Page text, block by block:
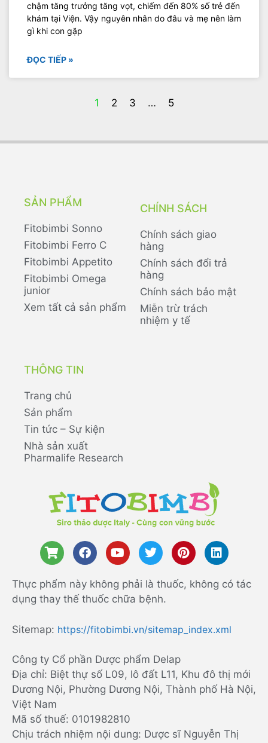
chậm tăng trưởng tăng vọt, chiếm đến 80% số trẻ đến
khám tại Viện. Vậy nguyên nhân do đâu và mẹ nên làm
gì khi con gặp
ĐỌC TIẾP »
1 2 3 … 5
SẢN PHẨM
Fitobimbi Sonno
Fitobimbi Ferro C
Fitobimbi Appetito
Fitobimbi Omega
junior
Xem tất cả sản phẩm
CHÍNH SÁCH
Chính sách giao
hàng
Chính sách đổi trả
hàng
Chính sách bảo mật
Miễn trừ trách
nhiệm y tế
THÔNG TIN
Trang chủ
Sản phẩm
Tin tức – Sự kiện
Nhà sản xuất
Pharmalife Research
Thực phẩm này không phải là thuốc, không có tác
dụng thay thế thuốc chữa bệnh.
Sitemap: https://fitobimbi.vn/sitemap_index.xml
Công ty Cổ phần Dược phẩm Delap
Địa chỉ: Biệt thự số L09, lô đất L11, Khu đô thị mới
Dương Nội, Phường Dương Nội, Thành phố Hà Nội,
Việt Nam
Mã số thuế: 0101982810
Chịu trách nhiệm nội dung: Dược sĩ Nguyễn Thị